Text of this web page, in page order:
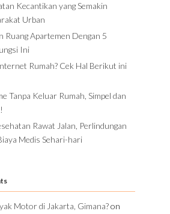
Kecantikan yang Semakin
Urban
Ruang Apartemen Dengan 5
Ini
Rumah? Cek Hal Berikut ini
Tanpa Keluar Rumah, Simpel dan
Rawat Jalan, Perlindungan
Medis Sehari-hari
Motor di Jakarta, Gimana?on